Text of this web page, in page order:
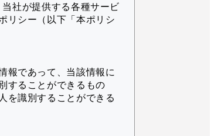
当社が提供する各種サービ
リシー（以下「本ポリシ
報であって、当該情報に
することができるもの
を識別することができる